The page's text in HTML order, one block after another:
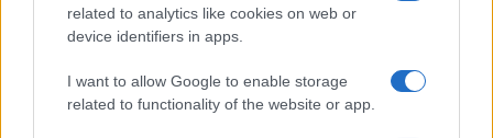
related to analytics like cookies on web or
device identifiers in apps.
I want to allow Google to enable storage
related to functionality of the website or app.
Túlfogyasztás napja - július 30-ra felhasználta az
emberiség a Föld egész évre elegendő erőforrásait